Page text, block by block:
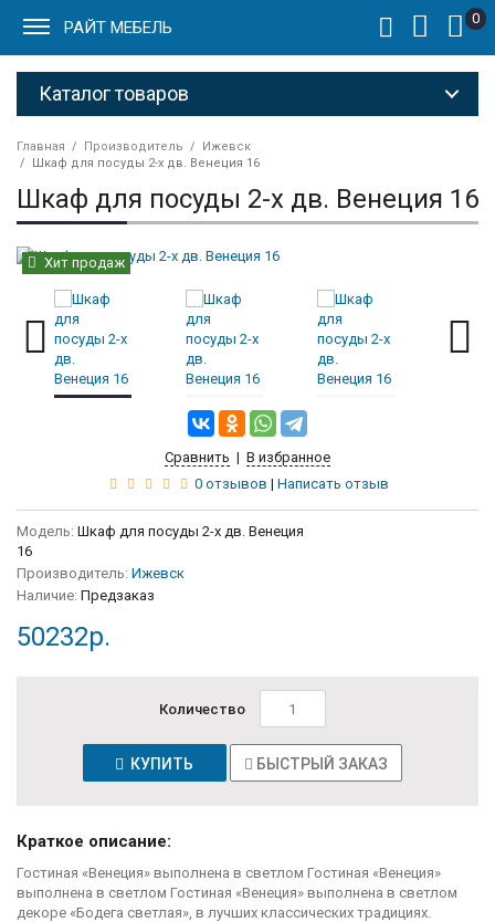
РАЙТ МЕБЕЛЬ 0
Каталог товаров
Главная Производитель
Ижевск
Шкаф для посуды 2-х дв. Венеция 16
Шкаф для посуды 2-х дв. Венеция 16
Хит продаж
Сравнить | В избранное
0 отзывов | Написать отзыв
Модель: Шкаф для посуды 2-х дв. Венеция
16
Производитель: Ижевск
Наличие: Предзаказ
50232р.
Количество
КУПИТЬ БЫСТРЫЙ ЗАКАЗ
Краткое описание:
Гостиная «Венеция» выполнена в светлом Гостиная «Венеция»
выполнена в светлом Гостиная «Венеция» выполнена в светлом
декоре «Бодега светлая», в лучших классических традициях.